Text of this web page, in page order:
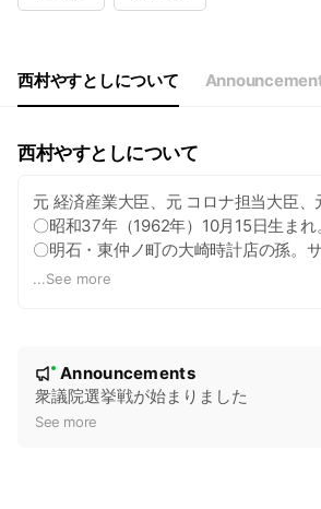
西村やすとしについて
西村やすとしについて
元 経済産業大臣、元 コロナ担当大臣
〇昭和37年（1962年）10月15日生まれ
〇明石・東仲ノ町の大崎時計店の孫。
長男として、二見の市営住宅に育つ。
ンド大学公共政策大学院卒業。
〇兵庫県土地回廊事業団体連合会会長。
...See more
New
Announcements
衆議院選挙戦が始まりました
See more